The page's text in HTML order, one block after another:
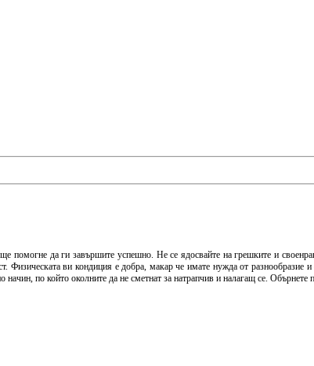
да ги завършите успешно. Не се ядосвайте на грешките и
ви кондиция е добра, макар че имате нужда от разнообразие
по който околните да не сметнат за натрапчив и налагащ се.